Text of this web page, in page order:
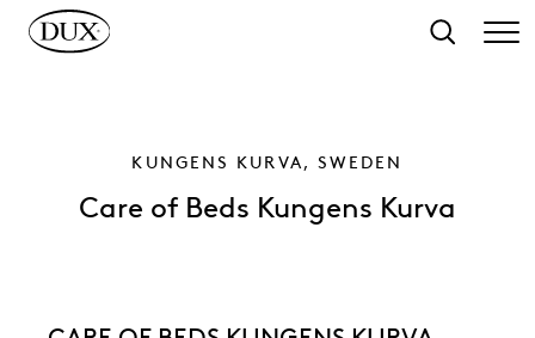
Søg
KUNGENS KURVA, SWEDEN
Care of Beds Kungens Kurva